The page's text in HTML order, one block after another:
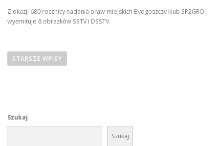
Z okazji 680 rocznicy nadania praw miejskich Bydgoszczy klub SP2GRO
wyemituje 8 obrazków SSTV i DSSTV.
a
c
STARSZE WPISY
Szukaj
Szukaj